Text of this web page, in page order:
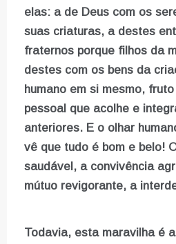
elas: a de Deus com os
suas criaturas, a destes
fraternos porque filhos da
destes com os bens da
humano em si mesmo,
pessoal que acolhe e
anteriores. E o olhar
vê que tudo é bom e belo!
saudável, a convivência
mútuo revigorante, a
Todavia, esta maravilha é